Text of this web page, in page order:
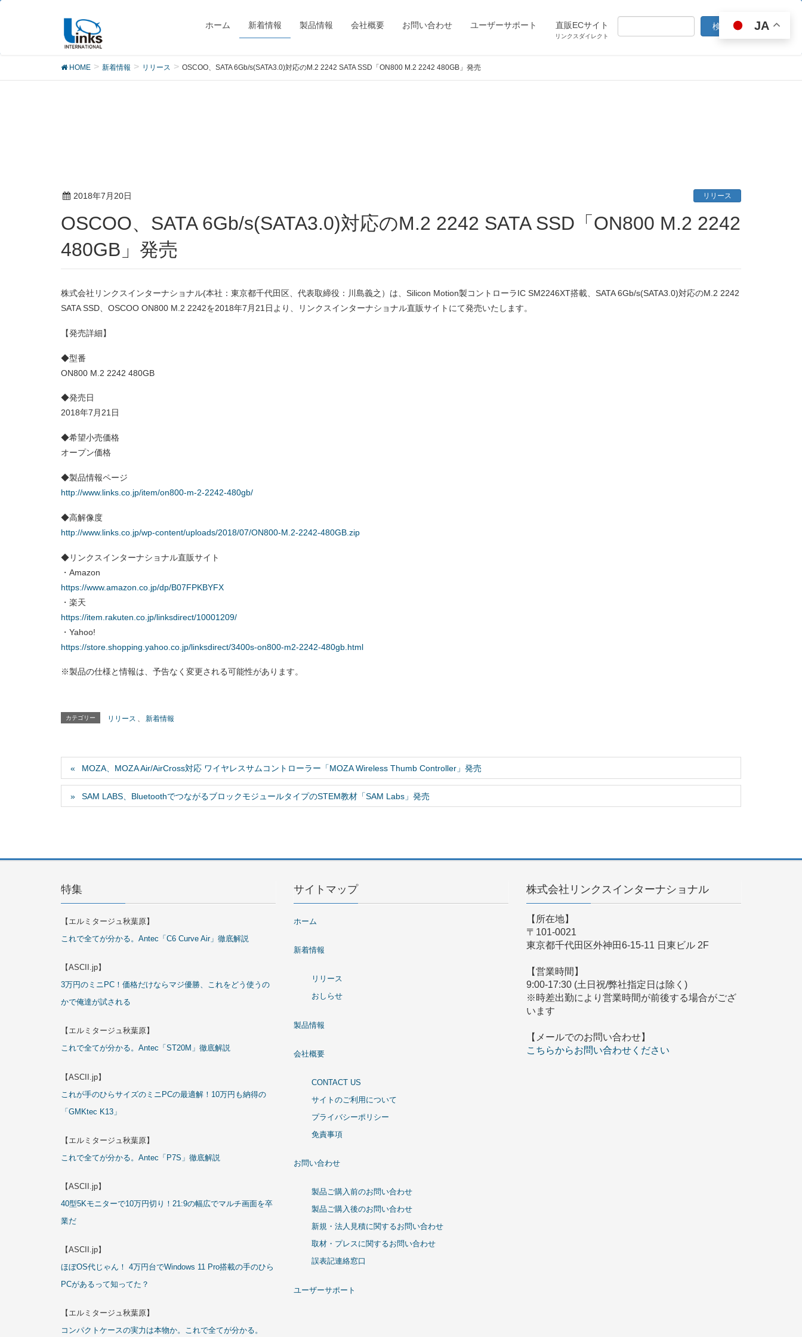
ホーム 新着情報 製品情報 会社概要 お問い合わせ ユーザーサポート 直販ECサイト
リンクスダイレクト
リリース
HOME 新着情報 リリース OSCOO、SATA 6Gb/s(SATA3.0)対応のM.2 2242 SATA SSD「ON800 M.2 2242 480GB」発売
2018年7月20日 リリース
OSCOO、SATA 6Gb/s(SATA3.0)対応のM.2 2242 SATA SSD「ON800 M.2 2242
480GB」発売
株式会社リンクスインターナショナル(本社：東京都千代田区、代表取締役：川島義之）は、Silicon Motion製コントローラIC SM2246XT搭載、SATA 6Gb/s(SATA3.0)対応のM.2 2242
SATA SSD、OSCOO ON800 M.2 2242を2018年7月21日より、リンクスインターナショナル直販サイトにて発売いたします。
【発売詳細】
◆型番
ON800 M.2 2242 480GB
◆発売日
2018年7月21日
◆希望小売価格
オープン価格
◆製品情報ページ
http://www.links.co.jp/item/on800-m-2-2242-480gb/
◆高解像度
http://www.links.co.jp/wp-content/uploads/2018/07/ON800-M.2-2242-480GB.zip
◆リンクスインターナショナル直販サイト
・Amazon
https://www.amazon.co.jp/dp/B07FPKBYFX
・楽天
https://item.rakuten.co.jp/linksdirect/10001209/
・Yahoo!
https://store.shopping.yahoo.co.jp/linksdirect/3400s-on800-m2-2242-480gb.html
※製品の仕様と情報は、予告なく変更される可能性があります。
カテゴリー リリース 、 新着情報
MOZA、MOZA Air/AirCross対応 ワイヤレスサムコントローラー「MOZA Wireless Thumb Controller」発売
SAM LABS、BluetoothでつながるブロックモジュールタイプのSTEM教材「SAM Labs」発売
特集
【エルミタージュ秋葉原】
これで全てが分かる。Antec「C6 Curve Air」徹底解説
【ASCII.jp】
3万円のミニPC！価格だけならマジ優勝、これをどう使うの
かで俺達が試される
【エルミタージュ秋葉原】
これで全てが分かる。Antec「ST20M」徹底解説
【ASCII.jp】
これが手のひらサイズのミニPCの最適解！10万円も納得の
「GMKtec K13」
【エルミタージュ秋葉原】
これで全てが分かる。Antec「P7S」徹底解説
【ASCII.jp】
40型5Kモニターで10万円切り！21:9の幅広でマルチ画面を卒
業だ
【ASCII.jp】
ほぼOS代じゃん！ 4万円台でWindows 11 Pro搭載の手のひら
PCがあるって知ってた？
【エルミタージュ秋葉原】
コンパクトケースの実力は本物か。これで全てが分かる。
サイトマップ
ホーム
新着情報
リリース
おしらせ
製品情報
会社概要
CONTACT US
サイトのご利用について
プライバシーポリシー
免責事項
お問い合わせ
製品ご購入前のお問い合わせ
製品ご購入後のお問い合わせ
新規・法人見積に関するお問い合わせ
取材・プレスに関するお問い合わせ
誤表記連絡窓口
ユーザーサポート
株式会社リンクスインターナショナル
【所在地】
〒101-0021
東京都千代田区外神田6-15-11 日東ビル 2F
【営業時間】
9:00-17:30 (土日祝/弊社指定日は除く)
※時差出勤により営業時間が前後する場合がござ
います
【メールでのお問い合わせ】
こちらからお問い合わせください
JA